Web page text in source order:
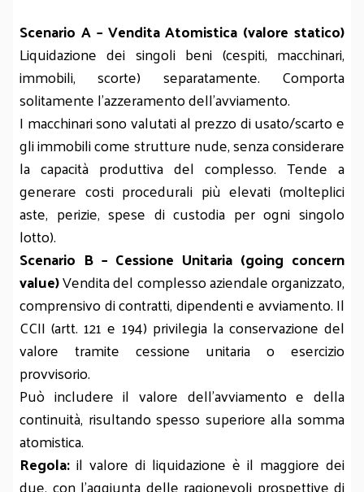
Scenario A – Vendita Atomistica (valore statico)
Liquidazione dei singoli beni (cespiti, macchinari,
immobili, scorte) separatamente. Comporta
solitamente l’azzeramento dell’avviamento.
I macchinari sono valutati al prezzo di usato/scarto e
gli immobili come strutture nude, senza considerare
la capacità produttiva del complesso. Tende a
generare costi procedurali più elevati (molteplici
aste, perizie, spese di custodia per ogni singolo
lotto).
Scenario B – Cessione Unitaria (going concern
value)Vendita del complesso aziendale organizzato,
comprensivo di contratti, dipendenti e avviamento. Il
CCII (artt. 121 e 194) privilegia la conservazione del
valore tramite cessione unitaria o esercizio
provvisorio.
Può includere il valore dell’avviamento e della
continuità, risultando spesso superiore alla somma
atomistica.
Regola: il valore di liquidazione è il maggiore dei
due, con l’aggiunta delle ragionevoli prospettive di